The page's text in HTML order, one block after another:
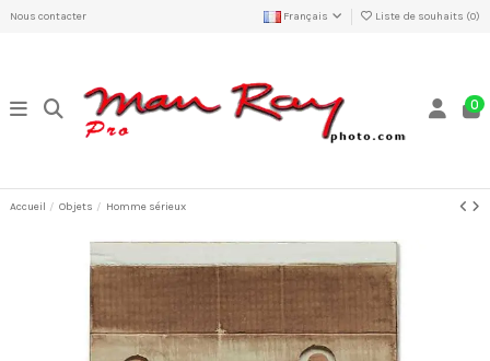
Nous contacter Français Liste de souhaits (0)
0
Accueil Objets Homme sérieux